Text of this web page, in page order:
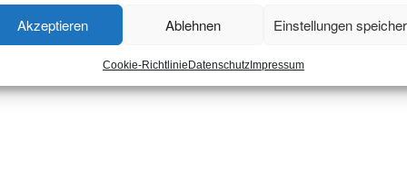
Akzeptieren Ablehnen Einstellungen
Cookie-Richtlinie DatenschutzImpressum